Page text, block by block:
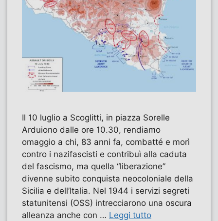
Il 10 luglio a Scoglitti, in piazza Sorelle
Arduiono dalle ore 10.30, rendiamo
omaggio a chi, 83 anni fa, combatté e morì
contro i nazifascisti e contribuì alla caduta
del fascismo, ma quella “liberazione”
divenne subito conquista neocoloniale della
Sicilia e dell’Italia. Nel 1944 i servizi segreti
statunitensi (OSS) intrecciarono una oscura
alleanza anche con … Leggi tutto